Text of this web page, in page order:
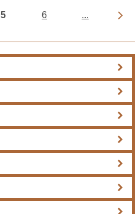
5 6 ...